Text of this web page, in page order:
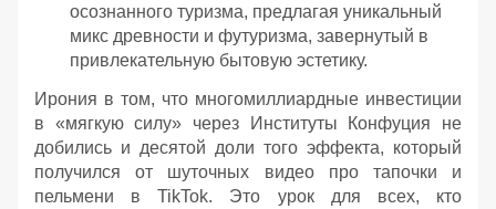
осознанного туризма, предлагая уникальный
микс древности и футуризма, завернутый в
привлекательную бытовую эстетику.
Ирония в том, что многомиллиардные инвестиции
в «мягкую силу» через Институты Конфуция не
добились и десятой доли того эффекта, который
получился от шуточных видео про тапочки и
пельмени в TikTok. Это урок для всех, кто